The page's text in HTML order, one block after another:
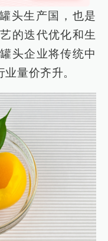
头生产国，也是
的迭代优化和生
头企业将传统中
量价齐升。